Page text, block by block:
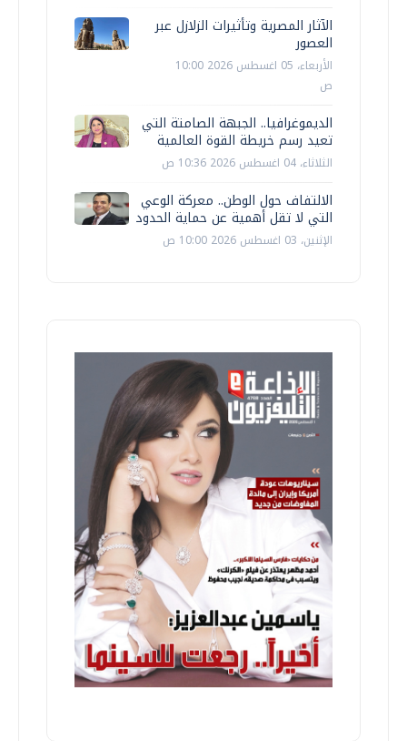
الآثار المصرية وتأثيرات الزلازل عبر
العصور
الأربعاء، 05 اغسطس 2026 10:00
ص
الديموغرافيا.. الجبهة الصامتة التي
تعيد رسم خريطة القوة العالمية
الثلاثاء، 04 اغسطس 2026 10:36 ص
الالتفاف حول الوطن.. معركة الوعي
التي لا تقل أهمية عن حماية الحدود
الإثنين، 03 اغسطس 2026 10:00 ص